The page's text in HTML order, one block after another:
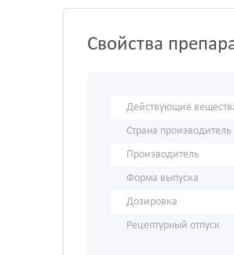
Свойства
Действующие
Страна производитель
Производитель
Форма выпуска
Дозировка
Рецептурный отпуск